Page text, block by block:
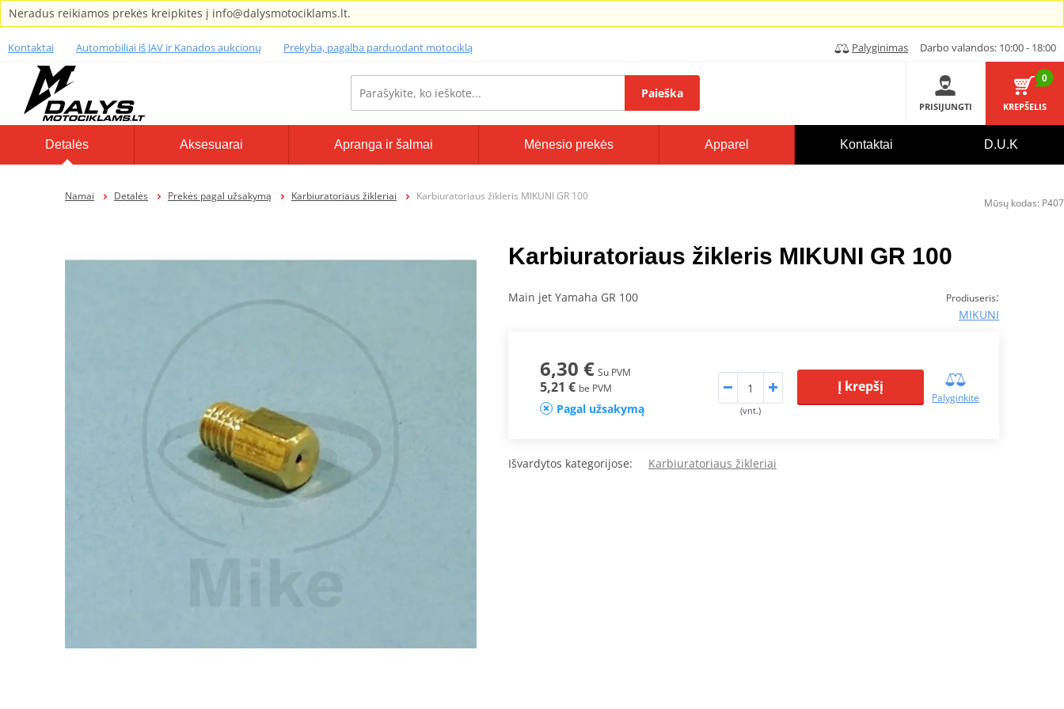
Neradus reikiamos prekės kreipkites į info@dalysmotociklams.lt.
Kontaktai Automobiliai iš JAV ir Kanados aukcionų Prekyba, pagalba parduodant motociklą Palyginimas Darbo valandos: 10:00 - 18:00
Paieška
PRISIJUNGTI
0
KREPŠELIS
Detalės Aksesuarai Apranga ir šalmai Mėnesio prekės Apparel Kontaktai D.U.K
Namai Detalės Prekės pagal užsakymą Karbiuratoriaus žikleriai Karbiuratoriaus žikleris MIKUNI GR 100
Karbiuratoriaus žikleris MIKUNI GR 100
Prodiuseris:
MIKUNI
Main jet Yamaha GR 100
6,30 € Su PVM
5,21 € be PVM
Pagal užsakymą (vnt.)
Į krepšį
Palyginkite
Išvardytos kategorijose: Karbiuratoriaus žikleriai
Mūsų kodas: P407